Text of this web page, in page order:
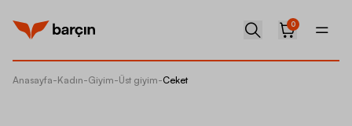
0
Anasayfa-Kadın-Giyim-Üst giyim-Ceket